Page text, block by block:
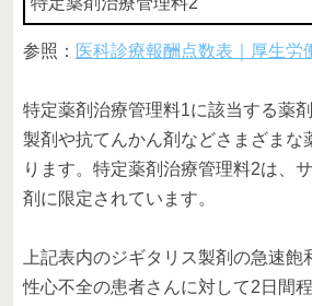
参照： 医科診療報酬点数表｜厚生労
特定薬剤治療管理料1に該当する薬
製剤や抗てんかん剤などさまざまな
ります。特定薬剤治療管理料2は、
剤に限定されています。
上記表内のジギタリス製剤の急速飽
性心不全の患者さんに対して2日間